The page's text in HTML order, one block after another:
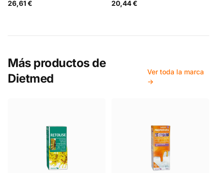
26,61 € 20,44 €
Más productos de
Dietmed
Ver toda la marca
→